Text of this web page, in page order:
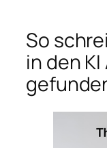
So
in den